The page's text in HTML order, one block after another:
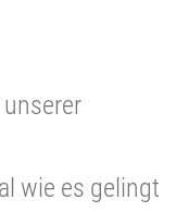
wie es gelingt